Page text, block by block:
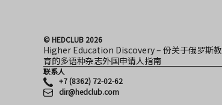
© HEDCLUB 2026
Higher Education Discovery – 份关于俄罗斯教
育的多语种杂志外国申请人指南
联系人
+7 (8362) 72-02-62
dir@hedclub.com